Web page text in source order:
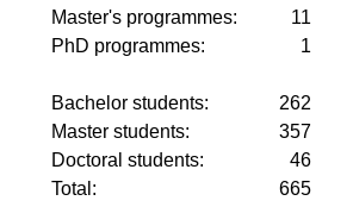
Master's programmes:
11
PhD programmes:
1
Bachelor students:
262
Master students:
357
Doctoral students:
46
Total:
665